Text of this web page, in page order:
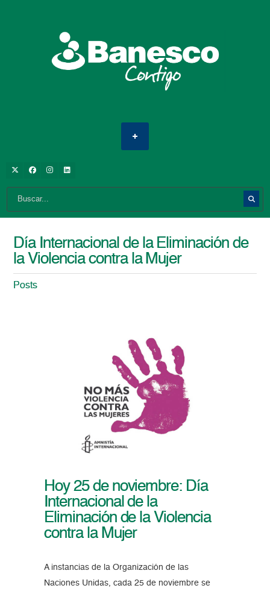
Día Internacional de la Eliminación de
la Violencia contra la Mujer
Posts
Hoy 25 de noviembre: Día
Internacional de la
Eliminación de la Violencia
contra la Mujer
A instancias de la Organización de las
Naciones Unidas, cada 25 de noviembre se